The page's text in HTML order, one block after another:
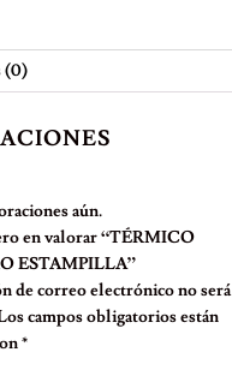
(0)
aún.
en valorar “TÉRMICO
ESTAMPILLA”
de correo electrónico no será
campos obligatorios están
*